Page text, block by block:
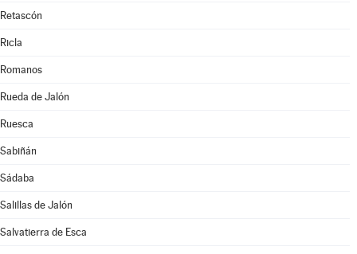
Retascón
Ricla
Romanos
Rueda de Jalón
Ruesca
Sabiñán
Sádaba
Salillas de Jalón
Salvatierra de Esca